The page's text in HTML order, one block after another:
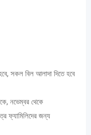
সকল বিল আলাদা দিতে হবে
নভেম্বর থেকে
ফ্যামিলিদের জন্য